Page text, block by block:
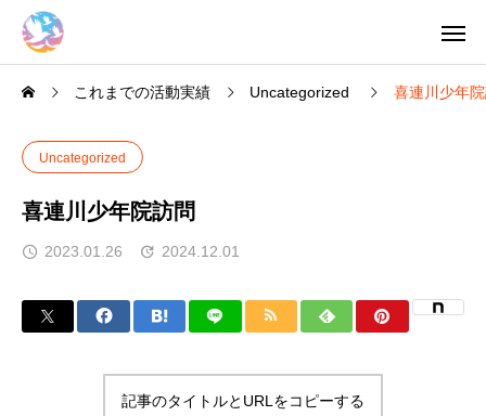
これまでの活動実績 Uncategorized 喜連川少年
Uncategorized
喜連川少年院訪問
2023.01.26 2024.12.01
記事のタイトルとURLをコピーする